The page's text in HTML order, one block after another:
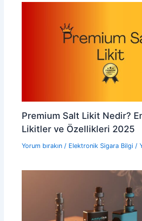
Premium Salt Likit Nedir?
Likitler ve Özellikleri 2025
Yorum bırakın / Elektronik Sigara Bilgi /